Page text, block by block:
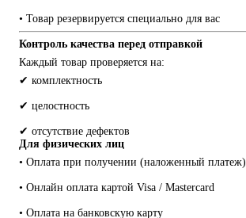
• Товар резервируется специально для вас
Контроль качества перед отправкой
Каждый товар проверяется на:
✔ комплектность
✔ целостность
✔ отсутствие дефектов
Для физических лиц
• Оплата при получении (наложенный платеж)
• Онлайн оплата картой Visa / Mastercard
• Оплата на банковскую карту